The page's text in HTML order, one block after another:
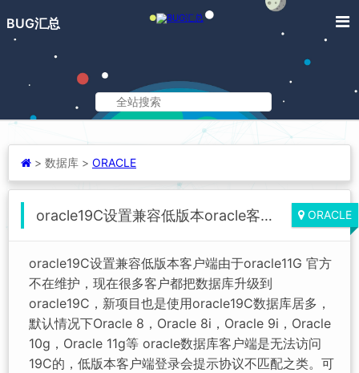
BUG汇总
> 数据库 > ORACLE
oracle19C设置兼容低版本oracle客户端 ORACLE
oracle19C设置兼容低版本客户端由于oracle11G 官方
不在维护，现在很多客户都把数据库升级到
oracle19C，新项目也是使用oracle19C数据库居多，
默认情况下Oracle 8，Oracle 8i，Oracle 9i，Oracle
10g，Oracle 11g等 oracle数据库客户端是无法访问
19C的，低版本客户端登录会提示协议不匹配之类。可